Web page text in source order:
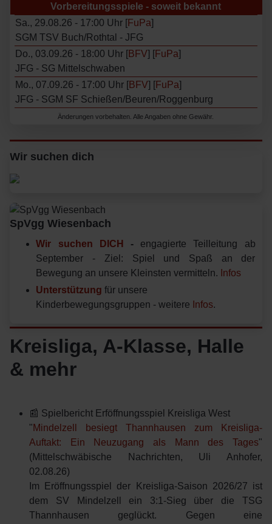
Vorbereitungsspiele - soweit bekannt
Sa., 29.08.26 - 17:00 Uhr [FuPa]
SGM TSV Buch/Rothtal - JFG
Do., 03.09.26 - 18:00 Uhr [BFV] [FuPa]
JFG - SG Mittelschwaben
Mo., 07.09.26 - 17:00 Uhr [BFV] [FuPa]
JFG - SGM SF Schießen/Beuren/Roggenburg
Änderungen vorbehalten. Alle Angaben ohne Gewähr.
Wir suchen dich
SpVgg Wiesenbach
Wir suchen DICH - engagierte Teilleitung ab
September - Ziel: Spiel und Spaß an der
Bewegung an unsere Kleinsten vermitteln. Infos
Unterstützung für unsere
Kinderbewegungsgruppen - weitere Infos.
Kreisliga, A-Klasse, Halle
& mehr
📰 Spielbericht Erföffnungsspiel Kreisliga West
" Mindelzell besiegt Thannhausen zum Kreisliga-
Auftakt: Ein Neuzugang als Mann des Tages"
(Mittelschwäbische Nachrichten, Uli Anhofer,
02.08.26)
Im Eröffnungsspiel der Kreisliga-Saison 2026/27 ist
dem SV Mindelzell ein 3:1-Sieg über die TSG
Thannhausen geglückt. Gegen eine